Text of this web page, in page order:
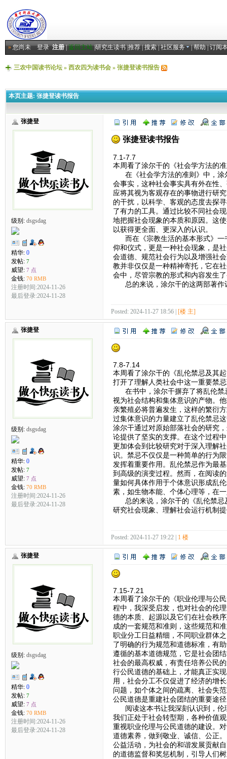
»您尚未登录 注册|返回主站|研究生读书|推荐|搜索|社区服务 |帮助|订阅
三农中国读书论坛» 西农四为读书会 » 张捷登读书报告
本页主题: 张捷登读书报告
张捷登
级别: dsgsdag
精华: 0
发帖: 7
威望: 7 点
金钱: 70 RMB
注册时间:2024-11-26
最后登录:2024-11-28
张捷登读书报告
7.1-7.7
本周看了涂尔干的《社会学方法的
在《社会学方法的准则》中，涂
会事实，这种社会事实具有外在性
应将其视为客观存在的事物进行研
的干扰，以科学、客观的态度去探
了有力的工具。通过比较不同社会
地把握社会现象的本质和原因。这
以获得更全面、更深入的认识。
而在《宗教生活的基本形式》一
仰和仪式，更是一种社会现象，是
会道德、规范社会行为以及增强社
教并非仅仅是一种精神寄托，它在
会中，尽管宗教的形式和内容发生
总的来说，涂尔干的这两部著作
Posted: 2024-11-27 18:56 | [楼 主]
张捷登
级别: dsgsdag
精华: 0
发帖: 7
威望: 7 点
金钱: 70 RMB
注册时间:2024-11-26
最后登录:2024-11-28
7.8-7.14
本周看了涂尔干的《乱伦禁忌及其
打开了理解人类社会中这一重要禁
在书中，涂尔干摒弃了将乱伦禁
视为社会结构和集体意识的产物。
亲繁殖必将普遍发生，这样的繁衍
过集体意识的力量建立了乱伦禁忌
涂尔干通过对原始部落社会的研究
论提供了坚实的支撑。在这个过程
更加体会到比较研究对于深入理解
识。禁忌不仅仅是一种简单的行为
发挥着重要作用。乱伦禁忌作为最
到高级的演变过程。然而，在阅读
量如何具体作用于个体意识形成乱
素，如生物本能、个体心理等，在
总的来说，涂尔干的《乱伦禁忌
研究社会现象、理解社会运行机制
Posted: 2024-11-27 19:22 | 1 楼
张捷登
级别: dsgsdag
精华: 0
发帖: 7
威望: 7 点
金钱: 70 RMB
注册时间:2024-11-26
最后登录:2024-11-28
7.15-7.21
本周看了涂尔干的《职业伦理与公
程中，我深受启发，也对社会的伦
德的本质、起源以及它们在社会秩
成的一套规范和准则，这些规范和
职业分工日益精细，不同职业群体
了明确的行为规范和道德标准，有
遵循的基本道德规范，它是社会团
社会的最高权威，有责任培养公民
行公民道德的基础上，才能真正实
用，社会分工不仅促进了经济的增
问题，如个体之间的疏离、社会失
公民道德是重建社会团结的重要途
阅读这本书让我深刻认识到，伦
我们正处于社会转型期，各种价值
重视职业伦理与公民道德的建设。
道德素养，做到敬业、诚信、公正
公益活动，为社会的和谐发展贡献
的道德监督和奖惩机制，引导人们